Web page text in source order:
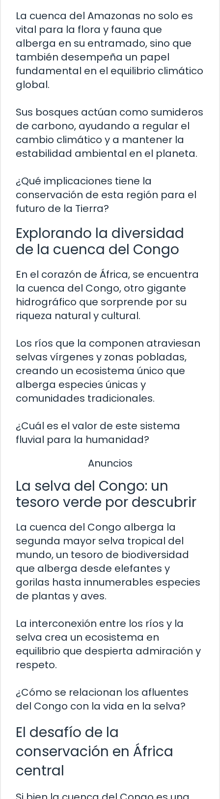
La cuenca del Amazonas no solo es
vital para la flora y fauna que
alberga en su entramado, sino que
también desempeña un papel
fundamental en el equilibrio climático
global.
Sus bosques actúan como sumideros
de carbono, ayudando a regular el
cambio climático y a mantener la
estabilidad ambiental en el planeta.
¿Qué implicaciones tiene la
conservación de esta región para el
futuro de la Tierra?
Explorando la diversidad
de la cuenca del Congo
En el corazón de África, se encuentra
la cuenca del Congo, otro gigante
hidrográfico que sorprende por su
riqueza natural y cultural.
Los ríos que la componen atraviesan
selvas vírgenes y zonas pobladas,
creando un ecosistema único que
alberga especies únicas y
comunidades tradicionales.
¿Cuál es el valor de este sistema
fluvial para la humanidad?
Anuncios
La selva del Congo: un
tesoro verde por descubrir
La cuenca del Congo alberga la
segunda mayor selva tropical del
mundo, un tesoro de biodiversidad
que alberga desde elefantes y
gorilas hasta innumerables especies
de plantas y aves.
La interconexión entre los ríos y la
selva crea un ecosistema en
equilibrio que despierta admiración y
respeto.
¿Cómo se relacionan los afluentes
del Congo con la vida en la selva?
El desafío de la
conservación en África
central